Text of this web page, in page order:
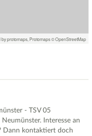
by protomaps Protomaps©OpenStreetMap
- TSV 05
Interesse an
Dann kontaktiert doch